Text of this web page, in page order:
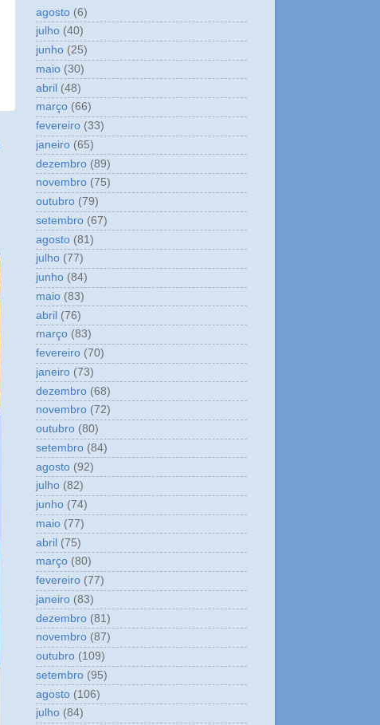
agosto (6)
julho (40)
junho (25)
maio (30)
abril (48)
março (66)
fevereiro (33)
janeiro (65)
dezembro (89)
novembro (75)
outubro (79)
setembro (67)
agosto (81)
julho (77)
junho (84)
maio (83)
abril (76)
março (83)
fevereiro (70)
janeiro (73)
dezembro (68)
novembro (72)
outubro (80)
setembro (84)
agosto (92)
julho (82)
junho (74)
maio (77)
abril (75)
março (80)
fevereiro (77)
janeiro (83)
dezembro (81)
novembro (87)
outubro (109)
setembro (95)
agosto (106)
julho (84)